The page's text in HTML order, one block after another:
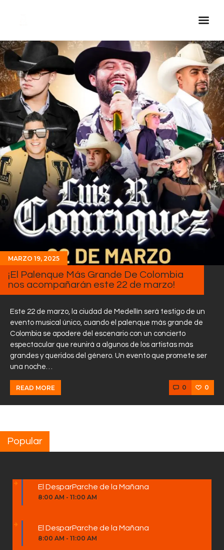
Inicio Real FM
Streaming
En Vivo
Descarga La APP
Programas
Noticias
Equipo
Sobre Nosotros
Contactos
MARZO 19, 2025
¡El Palenque Más Grande De Colombia
nos acompañarán este 22 de marzo!
Este 22 de marzo, la ciudad de Medellín será testigo de un
evento musical único, cuando el palenque más grande de
Colombia se apodere del escenario con un concierto
espectacular que reunirá a algunos de los artistas más
grandes y queridos del género. Un evento que promete ser
una noche…
READ MORE 0 0
Popular
El DesparParche de la Mañana
8:00 AM - 11:00 AM
El DesparParche de la Mañana
8:00 AM - 11:00 AM